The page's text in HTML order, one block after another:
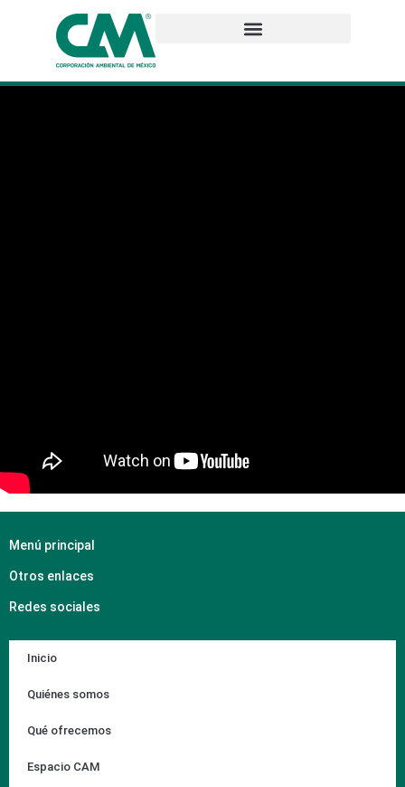
Menú principal
Otros enlaces
Redes sociales
Inicio
Quiénes somos
Qué ofrecemos
Espacio CAM